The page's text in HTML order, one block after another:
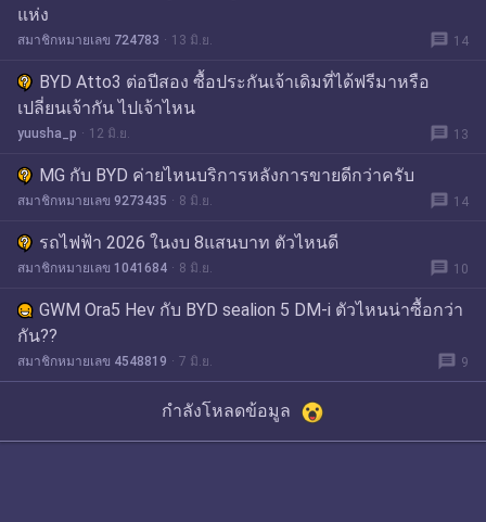
แห่ง
สมาชิกหมายเลข 724783 13 มิ.ย. message 14
BYD Atto3 ต่อปีสอง ซื้อประกันเจ้าเดิมที่ได้ฟรีมาหรือ
เปลี่ยนเจ้ากัน ไปเจ้าไหน
yuusha_p 12 มิ.ย. message 13
MG กับ BYD ค่ายไหนบริการหลังการขายดีกว่าครับ
สมาชิกหมายเลข 9273435 8 มิ.ย. message 14
รถไฟฟ้า 2026 ในงบ 8แสนบาท ตัวไหนดี
สมาชิกหมายเลข 1041684 8 มิ.ย. message 10
GWM Ora5 Hev กับ BYD sealion 5 DM-i ตัวไหนน่าซื้อกว่า
กัน??
สมาชิกหมายเลข 4548819 7 มิ.ย. message 9
กำลังโหลดข้อมูล